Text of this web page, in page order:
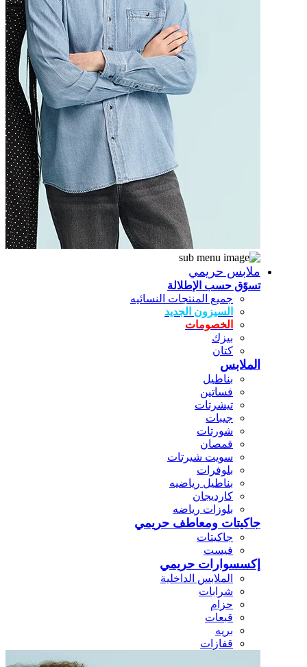
ملابس حريمي
تسوّق حسب الإطلالة
جميع المنتجات النسائيه
السيزون الجديد
الخصومات
بيزك
كتان
الملابس
بناطيل
فساتين
تيشرتات
جيبات
شورتات
قمصان
سويت شيرتات
بلوفرات
بناطيل رياضيه
كارديجان
بلوزات رياضه
جاكيتات ومعاطف حريمي
جاكيتات
فيست
إكسسوارات حريمي
الملابس الداخلية
شرابات
حزام
قبعات
بريه
قفازات